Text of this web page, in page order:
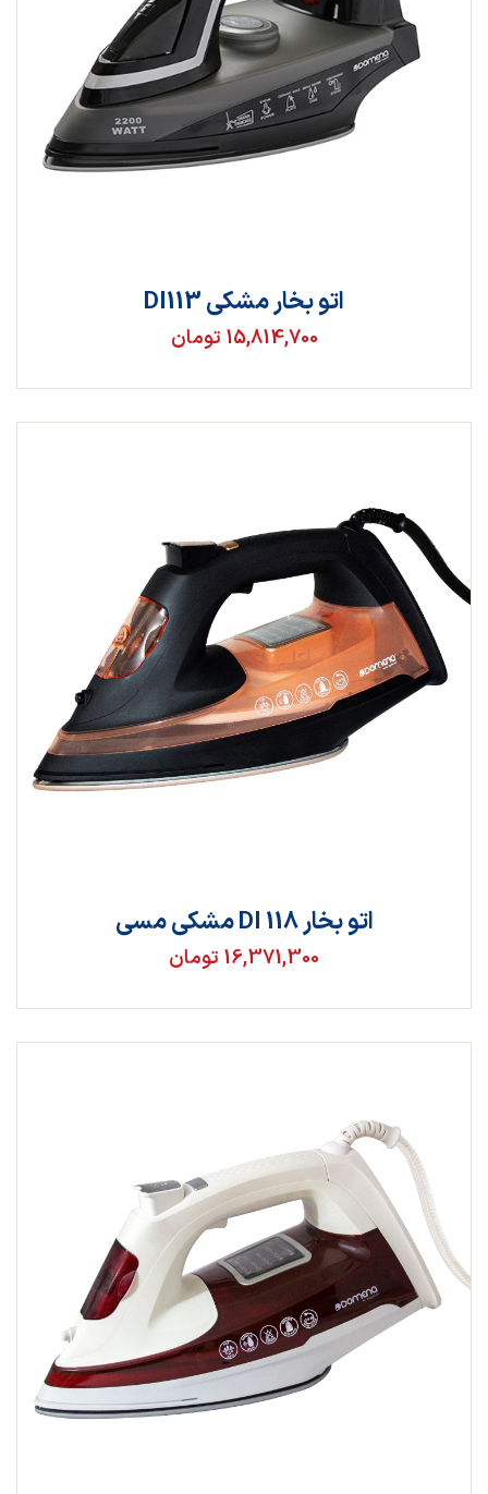
اتو بخار مشکی DI113
15,814,700 تومان
اتو بخار DI 118 مشکی مسی
16,371,300 تومان